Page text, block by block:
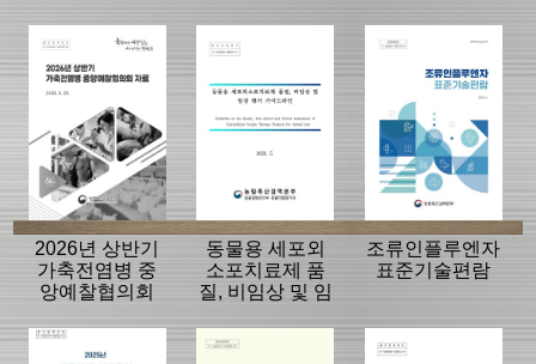
2026년 상반기
가축전염병 중
앙예찰협의회
동물용 세포외
소포치료제 품
질, 비임상 및 임
라인
조류인플루엔자
표준기술편람